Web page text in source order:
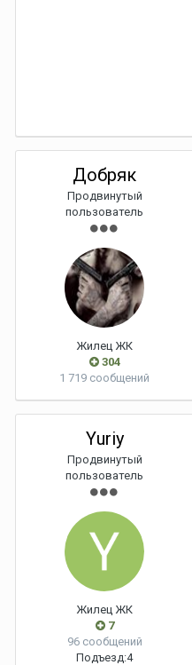
Добряк
Продвинутый
пользователь
Жилец ЖК
304
1 719 сообщений
Yuriy
Продвинутый
пользователь
Жилец ЖК
7
96 сообщений
Подъезд:4